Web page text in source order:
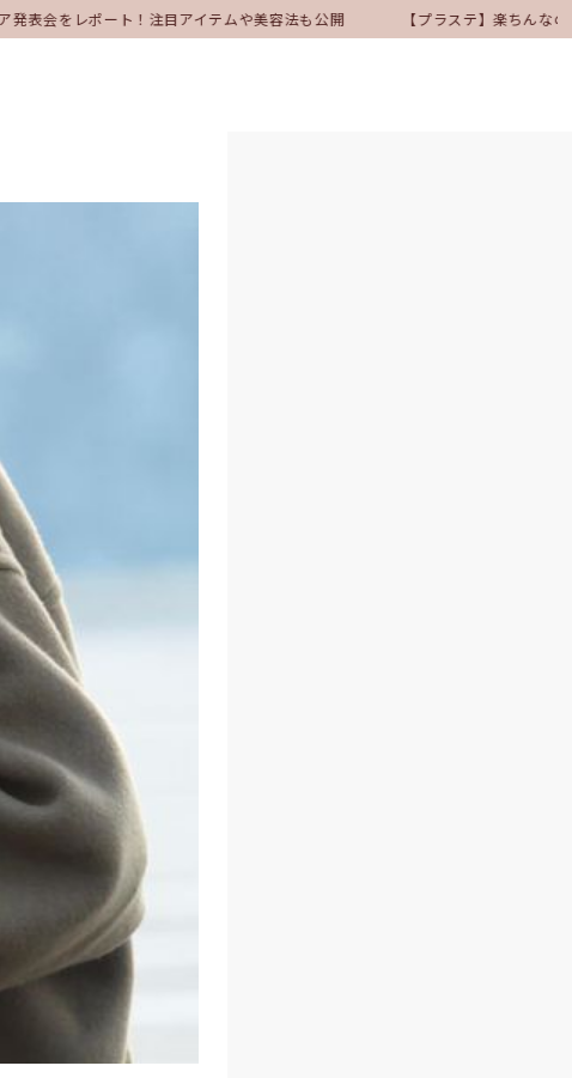
表会をレポート！注目アイテムや美容法も公開 【プラステ】楽ちんなの